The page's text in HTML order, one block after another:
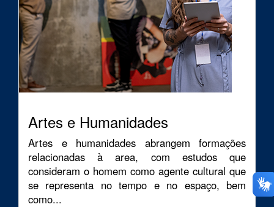
Artes e Humanidades
Artes e humanidades abrangem formações
relacionadas à area, com estudos que
consideram o homem como agente cultural que
se representa no tempo e no espaço, bem
como...